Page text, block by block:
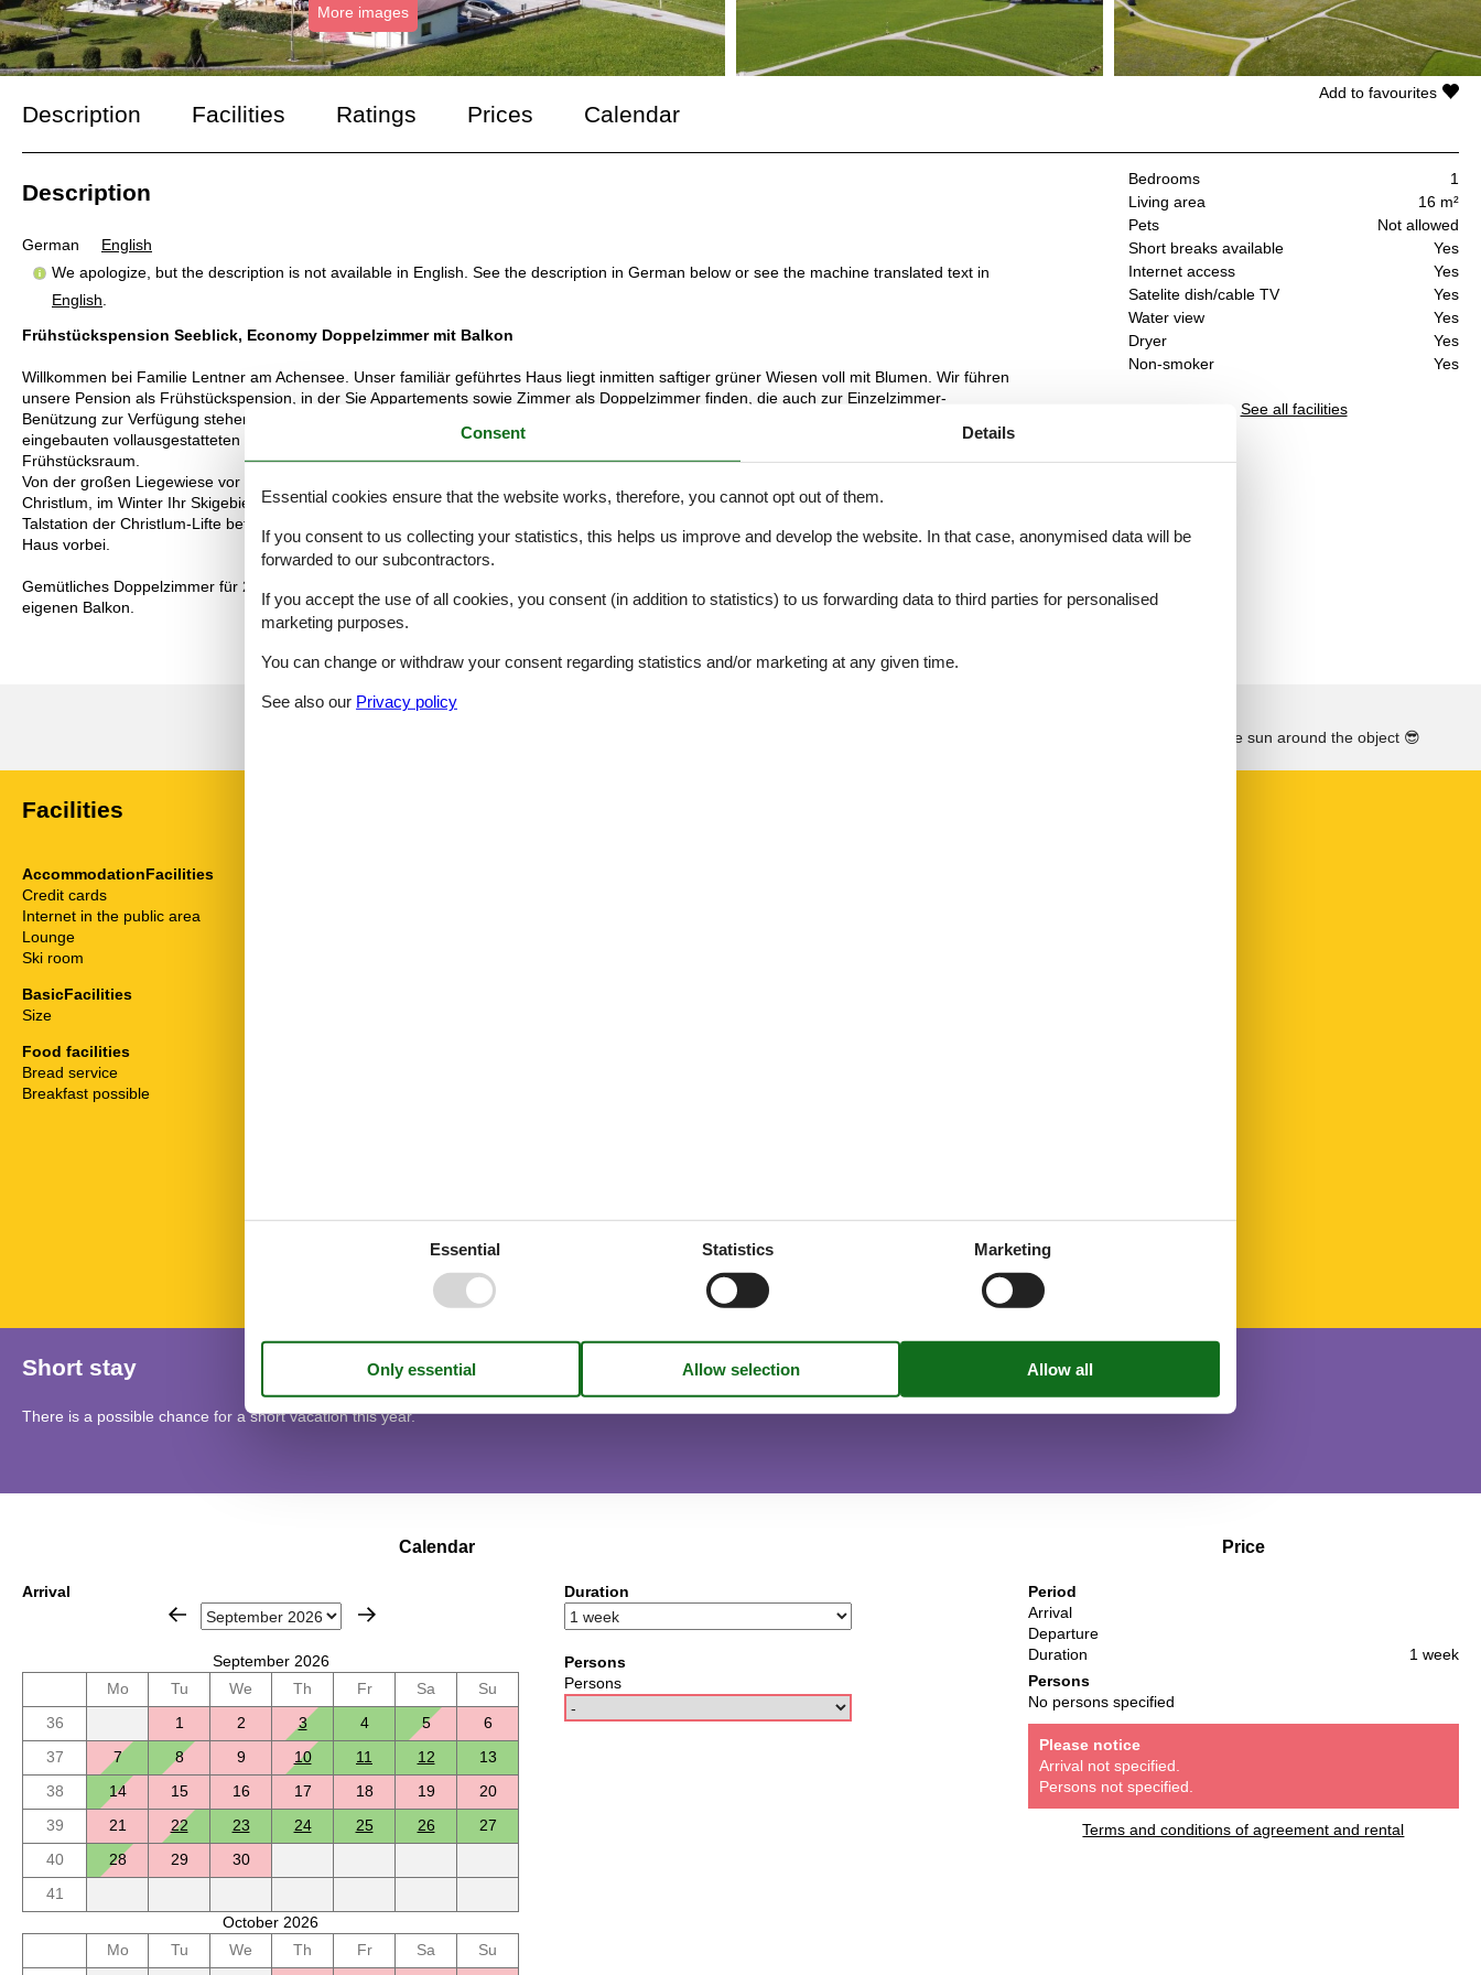
More images
Description Facilities Ratings Prices Calendar
Bedrooms
1
Living area
16 m²
Pets
Not allowed
Short breaks available
Yes
Internet access
Yes
Satelite dish/cable TV
Yes
Water view
Yes
Dryer
Yes
Non-smoker
Yes
See all facilities
Add to favourites
Description
German
English
We apologize, but the description is not available in English. See the description in German below or see the machine translated text in
English.
Frühstückspension Seeblick, Economy Doppelzimmer mit Balkon
Willkommen bei Familie Lentner am Achensee. Unser familiär geführtes Haus liegt inmitten saftiger grüner Wiesen voll mit Blumen. Wir führen
unsere Pension als Frühstückspension, in der Sie Appartements sowie Zimmer als Doppelzimmer finden, die auch zur Einzelzimmer-
Benützung zur Verfügung stehen. Besonders unsere Appartements, die Sie bequem nutzen können sind sehr beliebt. Darin können Sie in der
eingebauten vollausgestatteten Küche für sich selbst ein leckeres Frühstück zubereiten oder Sie nutzen die Frühstücksmöglichkeit in unserem
Frühstücksraum.
Von der großen Liegewiese vor dem Haus schweift Ihr Blick über das Rofangebirge hin zum Karwendelgebirge und Sie sehen auch die
Christlum, im Winter Ihr Skigebiet praktisch vor der Haustür, dessen Skilifte Sie mit dem Auto in 2 Minuten bequem erreichen können. An der
Talstation der Christlum-Lifte befindet sich auch eine Skischule sowie ein Skiverleih. Nebenbei bemerkt führt die Langlaufloipe direkt am
Haus vorbei.
Gemütliches Doppelzimmer für 2 Personen (16m²) mit Bergblick, Flachbild-TV, kleinem WC/Duschbereich, kostenfreien W-LAN sowie einem
eigenen Balkon.
See the course of the sun around the object 😎
Facilities
AccommodationFacilities
Credit cards
Internet in the public area
Lounge
Ski room
BasicFacilities
Size
Food facilities
Bread service
Breakfast possible
Short stay
There is a possible chance for a short vacation this year.
Calendar
Arrival
September 2026
Mo
Tu We Th Fr Sa
Su
36
1 2 3 4 5
6
37
7 8 9 10 11 12
13
38
14 15 16 17 18 19
20
39
21 22 23 24 25 26
27
40
28 29
30
41
October 2026
Mo
Tu We Th Fr Sa
Su
Duration
Persons
Persons
Price
Period
Arrival
Departure
Duration
1 week
Persons
No persons specified
Please notice
Arrival not specified.
Persons not specified.
Terms and conditions of agreement and rental
Consent Details
Essential cookies ensure that the website works, therefore, you cannot opt out of them.
If you consent to us collecting your statistics, this helps us improve and develop the website. In that case, anonymised data will be
forwarded to our subcontractors.
If you accept the use of all cookies, you consent (in addition to statistics) to us forwarding data to third parties for personalised
marketing purposes.
You can change or withdraw your consent regarding statistics and/or marketing at any given time.
See also our Privacy policy
Essential Statistics Marketing